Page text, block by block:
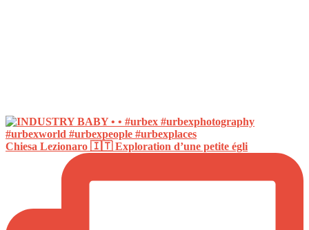
Chiesa Lezionaro 🇮🇹 Exploration d’une petite égli